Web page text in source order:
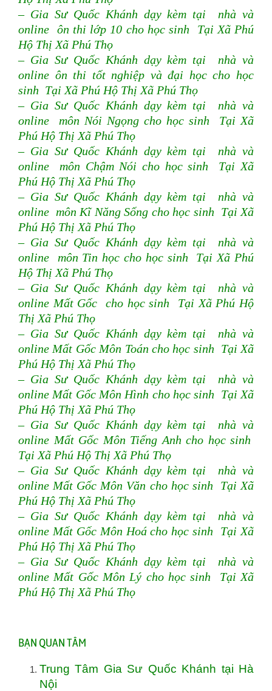
– Gia Sư Quốc Khánh dạy kèm tại nhà và
online ôn thi lớp 10 cho học sinh Tại Xã Phú
Hộ Thị Xã Phú Thọ
– Gia Sư Quốc Khánh dạy kèm tại nhà và
online ôn thi tốt nghiệp và đại học cho học
sinh Tại Xã Phú Hộ Thị Xã Phú Thọ
– Gia Sư Quốc Khánh dạy kèm tại nhà và
online môn Nói Ngọng cho học sinh Tại Xã
Phú Hộ Thị Xã Phú Thọ
– Gia Sư Quốc Khánh dạy kèm tại nhà và
online môn Chậm Nói cho học sinh Tại Xã
Phú Hộ Thị Xã Phú Thọ
– Gia Sư Quốc Khánh dạy kèm tại nhà và
online môn Kĩ Năng Sống cho học sinh Tại Xã
Phú Hộ Thị Xã Phú Thọ
– Gia Sư Quốc Khánh dạy kèm tại nhà và
online môn Tin học cho học sinh Tại Xã Phú
Hộ Thị Xã Phú Thọ
– Gia Sư Quốc Khánh dạy kèm tại nhà và
online Mất Gốc cho học sinh Tại Xã Phú Hộ
Thị Xã Phú Thọ
– Gia Sư Quốc Khánh dạy kèm tại nhà và
online Mất Gốc Môn Toán cho học sinh Tại Xã
Phú Hộ Thị Xã Phú Thọ
– Gia Sư Quốc Khánh dạy kèm tại nhà và
online Mất Gốc Môn Hình cho học sinh Tại Xã
Phú Hộ Thị Xã Phú Thọ
– Gia Sư Quốc Khánh dạy kèm tại nhà và
online Mất Gốc Môn Tiếng Anh cho học sinh
Tại Xã Phú Hộ Thị Xã Phú Thọ
– Gia Sư Quốc Khánh dạy kèm tại nhà và
online Mất Gốc Môn Văn cho học sinh Tại Xã
Phú Hộ Thị Xã Phú Thọ
– Gia Sư Quốc Khánh dạy kèm tại nhà và
online Mất Gốc Môn Hoá cho học sinh Tại Xã
Phú Hộ Thị Xã Phú Thọ
– Gia Sư Quốc Khánh dạy kèm tại nhà và
online Mất Gốc Môn Lý cho học sinh Tại Xã
Phú Hộ Thị Xã Phú Thọ
BẠN QUAN TÂM
Trung Tâm Gia Sư Quốc Khánh tại Hà
Nội